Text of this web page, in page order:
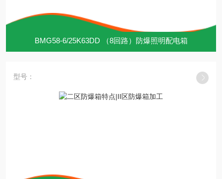
BMG58-6/25K63DD （8回路）防爆照明配电箱
型号：